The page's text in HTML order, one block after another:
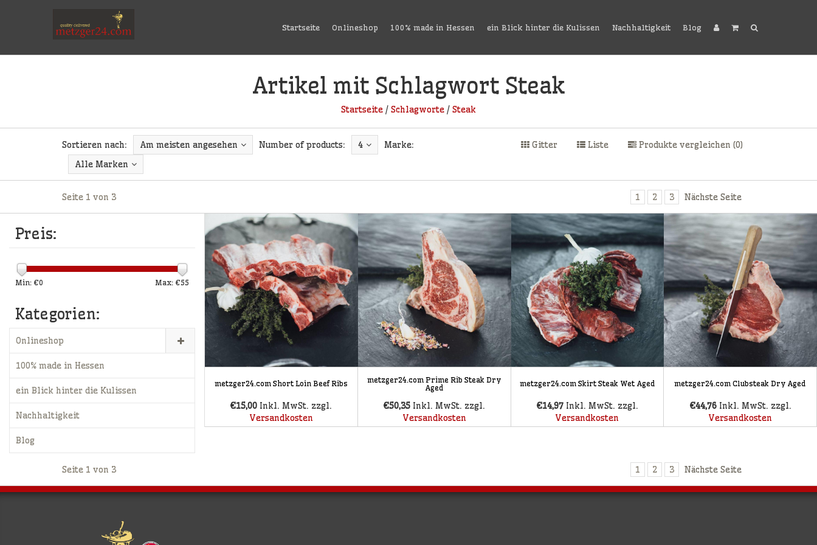
Startseite Onlineshop 100% made in Hessen ein Blick hinter die Kulissen Nachhaltigkeit Blog
Artikel mit Schlagwort Steak
Startseite / Schlagworte / Steak
Sortieren nach: Am meisten angesehen Number of products: 4
Marke:
Alle Marken
Gitter Liste Produkte vergleichen (0)
Seite 1 von 3 1 2 3 Nächste Seite
Preis:
Min: €0 Max: €55
Kategorien:
Onlineshop
100% made in Hessen
ein Blick hinter die Kulissen
Nachhaltigkeit
Blog
metzger24.com Short Loin Beef Ribs
€15,00 Inkl. MwSt. zzgl.
Versandkosten
metzger24.com Prime Rib Steak Dry
Aged
€50,35 Inkl. MwSt. zzgl.
Versandkosten
metzger24.com Skirt Steak Wet Aged
€14,97 Inkl. MwSt. zzgl.
Versandkosten
metzger24.com Clubsteak Dry Aged
€44,76 Inkl. MwSt. zzgl.
Versandkosten
Seite 1 von 3 1 2 3 Nächste Seite